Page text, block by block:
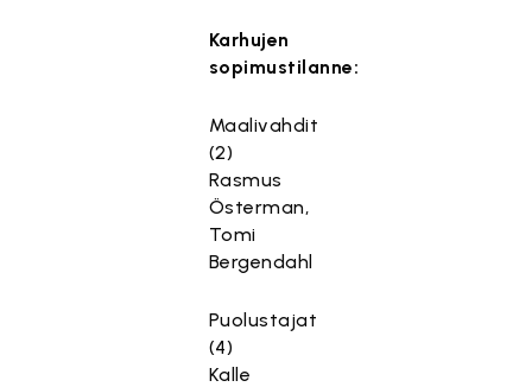
Karhujen
sopimustilanne:
Maalivahdit
(2)
Rasmus
Österman,
Tomi
Bergendahl
Puolustajat
(4)
Kalle